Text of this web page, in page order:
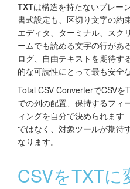
TXTは構造を持たないプレー
書式設定も、区切り文字の約
エディタ、ターミナル、スク
ームでも読める文字の行があ
ログ、自由テキストを期待す
的な可読性にとって最も安全
Total CSV ConverterでCSV
での列の配置、保持するフィ
ィングを自分で決められま
ではなく、対象ツールが期待
なります。
CSVをTXTに